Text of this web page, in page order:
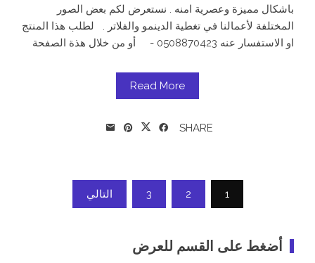
باشكال مميزة وعصرية امنه . نستعرض لكم بعض الصور
المختلفة لأعمالنا في تغطية الدينمو والفلاتر . لطلب هذا المنتج
او الاستفسار عنه 0508870423 - أو من خلال هذة الصفحة
Read More
SHARE
pagination
1
2
3 التالي
أضغط على القسم للعرض